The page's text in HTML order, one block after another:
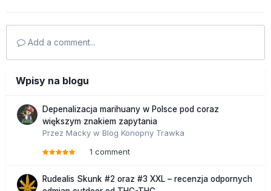
Add a comment...
Wpisy na blogu
Depenalizacja marihuany w Polsce pod coraz
większym znakiem zapytania
Przez Macky w Blog Konopny Trawka
1 comment
Rudealis Skunk #2 oraz #3 XXL – recenzja odpornych